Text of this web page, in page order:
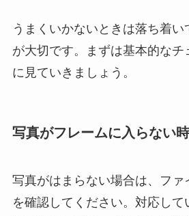
うまくいかないときは落ち着い
が大切です。まずは基本的なチ
に見ていきましょう。
写真がフレームに入らない
写真がはまらない場合は、ファ
を確認してください。対応して